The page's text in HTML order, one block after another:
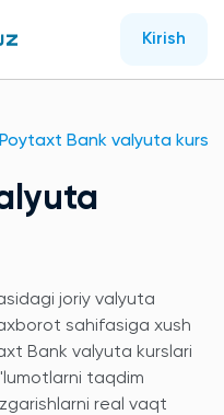
Kirish
Poytaxt Bank valyuta
joriy valyuta
sahifasiga xush
Bank valyuta kurslari
taqdim
real vaqt